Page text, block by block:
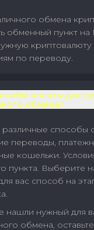
обмена
обменный пункт на
криптовалюту
по переводу.
оплаты
обмена?
способы
переводы,
кошельки.
пункта. Выберите
вас способ на
нашли нужный для
обмена,